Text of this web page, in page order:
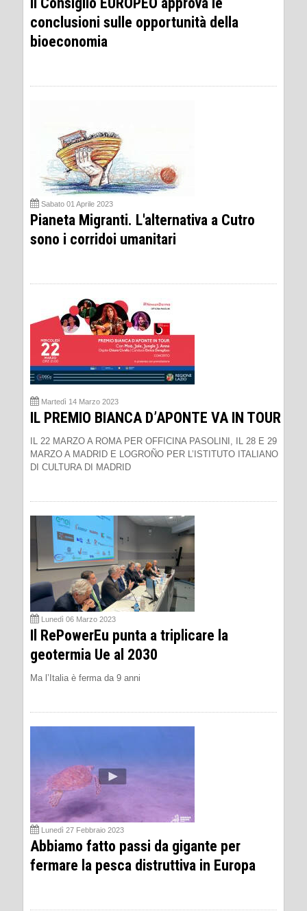
conclusioni sulle opportunità della
bioeconomia
Sabato 01 Aprile 2023
Pianeta Migranti. L'alternativa a Cutro
sono i corridoi umanitari
Martedì 14 Marzo 2023
IL PREMIO BIANCA D’APONTE VA IN TOUR
IL 22 MARZO A ROMA PER OFFICINA PASOLINI, IL 28 E 29
MARZO A MADRID E LOGROÑO PER L’ISTITUTO ITALIANO
DI CULTURA DI MADRID
Lunedì 06 Marzo 2023
Il RePowerEu punta a triplicare la
geotermia Ue al 2030
Ma l’Italia è ferma da 9 anni
Lunedì 27 Febbraio 2023
Abbiamo fatto passi da gigante per
fermare la pesca distruttiva in Europa